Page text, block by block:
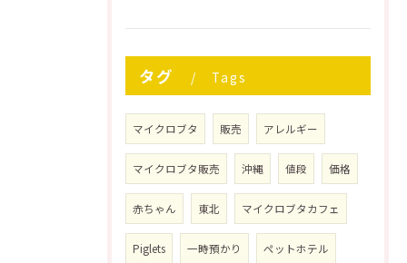
タグ Tags
マイクロブタ 販売 アレルギー
マイクロブタ販売 沖縄 値段 価格
赤ちゃん 東北 マイクロブタカフェ
Piglets 一時預かり ペットホテル